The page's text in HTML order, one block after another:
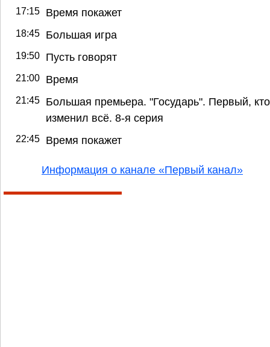
17:15 Время покажет
18:45 Большая игра
19:50 Пусть говорят
21:00 Время
21:45
Большая премьера. "Государь". Первый, кто
изменил всё. 8-я серия
22:45 Время покажет
Информация о канале «Первый канал»